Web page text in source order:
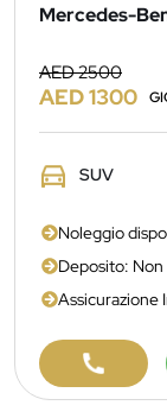
Mercedes-
AED 2500
AED 1300
SUV
Noleggio
Deposito:
Assicurazione